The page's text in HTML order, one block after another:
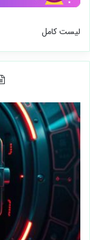
لیست کامل